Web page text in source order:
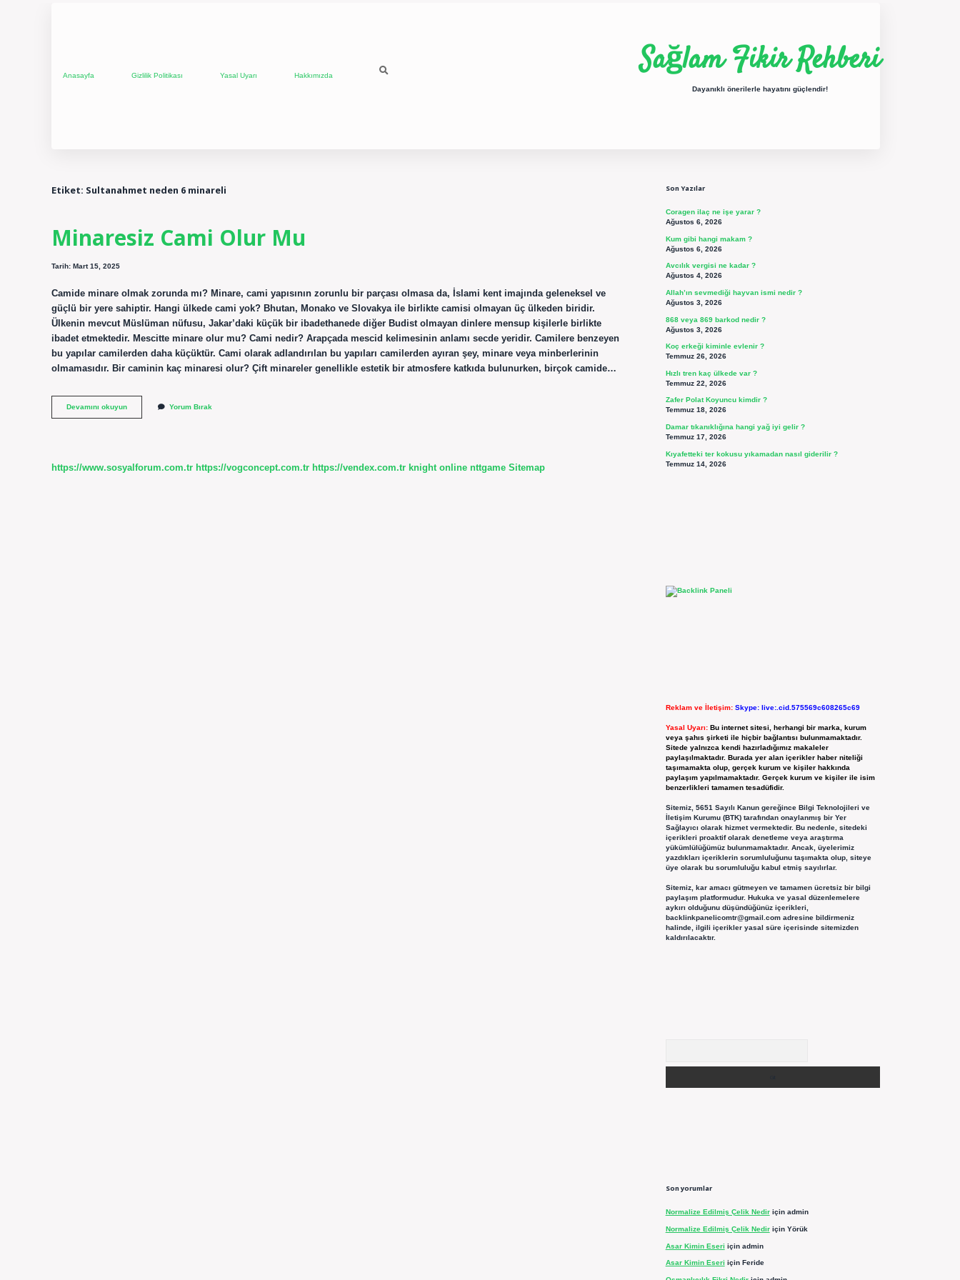
Anasayfa Gizlilik Politikası Yasal Uyarı Hakkımızda Sağlam Fikir Rehberi
Dayanıklı önerilerle hayatını güçlendir!
Etiket: Sultanahmet neden 6 minareli
Minaresiz Cami Olur Mu
Tarih: Mart 15, 2025
Camide minare olmak zorunda mı? Minare, cami yapısının zorunlu bir parçası olmasa da, İslami kent imajında ​​geleneksel ve
güçlü bir yere sahiptir. Hangi ülkede cami yok? Bhutan, Monako ve Slovakya ile birlikte camisi olmayan üç ülkeden biridir.
Ülkenin mevcut Müslüman nüfusu, Jakar’daki küçük bir ibadethanede diğer Budist olmayan dinlere mensup kişilerle birlikte
ibadet etmektedir. Mescitte minare olur mu? Cami nedir? Arapçada mescid kelimesinin anlamı secde yeridir. Camilere benzeyen
bu yapılar camilerden daha küçüktür. Cami olarak adlandırılan bu yapıları camilerden ayıran şey, minare veya minberlerinin
olmamasıdır. Bir caminin kaç minaresi olur? Çift minareler genellikle estetik bir atmosfere katkıda bulunurken, birçok camide…
Devamını okuyunMinaresiz
Cami
Yorum Bırak
https://www.sosyalforum.com.tr https://vogconcept.com.tr https://vendex.com.tr knight online nttgame Sitemap
Son Yazılar
Coragen ilaç ne işe yarar ?
Ağustos 6, 2026
Kum gibi hangi makam ?
Ağustos 6, 2026
Avcılık vergisi ne kadar ?
Ağustos 4, 2026
Allah’ın sevmediği hayvan ismi nedir ?
Ağustos 3, 2026
868 veya 869 barkod nedir ?
Ağustos 3, 2026
Koç erkeği kiminle evlenir ?
Temmuz 26, 2026
Hızlı tren kaç ülkede var ?
Temmuz 22, 2026
Zafer Polat Koyuncu kimdir ?
Temmuz 18, 2026
Damar tıkanıklığına hangi yağ iyi gelir ?
Temmuz 17, 2026
Kıyafetteki ter kokusu yıkamadan nasıl giderilir ?
Temmuz 14, 2026
Reklam ve İletişim: Skype: live:.cid.575569c608265c69
Yasal Uyarı: Bu internet sitesi, herhangi bir marka, kurum
veya şahıs şirketi ile hiçbir bağlantısı bulunmamaktadır.
Sitede yalnızca kendi hazırladığımız makaleler
paylaşılmaktadır. Burada yer alan içerikler haber niteliği
taşımamakta olup, gerçek kurum ve kişiler hakkında
paylaşım yapılmamaktadır. Gerçek kurum ve kişiler ile isim
benzerlikleri tamamen tesadüfidir.
Sitemiz, 5651 Sayılı Kanun gereğince Bilgi Teknolojileri ve
İletişim Kurumu (BTK) tarafından onaylanmış bir Yer
Sağlayıcı olarak hizmet vermektedir. Bu nedenle, sitedeki
içerikleri proaktif olarak denetleme veya araştırma
yükümlülüğümüz bulunmamaktadır. Ancak, üyelerimiz
yazdıkları içeriklerin sorumluluğunu taşımakta olup, siteye
üye olarak bu sorumluluğu kabul etmiş sayılırlar.
Sitemiz, kar amacı gütmeyen ve tamamen ücretsiz bir bilgi
paylaşım platformudur. Hukuka ve yasal düzenlemelere
aykırı olduğunu düşündüğünüz içerikleri,
backlinkpanelicomtr@gmail.comadresine bildirmeniz
halinde, ilgili içerikler yasal süre içerisinde sitemizden
kaldırılacaktır.
Son yorumlar
Normalize Edilmiş Çelik Nediriçin admin
Normalize Edilmiş Çelik Nediriçin Yörük
Asar Kimin Eseri için admin
Asar Kimin Eseri için Feride